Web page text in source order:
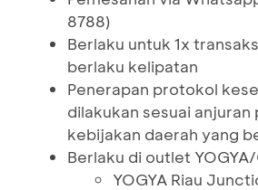
8788)
Berlaku untuk 1x
berlaku kelipatan
Penerapan protokol
dilakukan sesuai
kebijakan daerah yang
Berlaku di outlet
YOGYA Riau